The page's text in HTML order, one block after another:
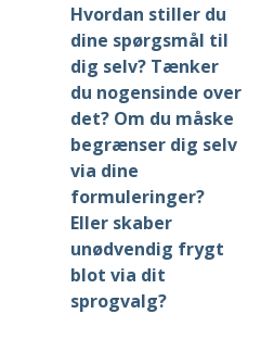
Hvordan stiller du
dine spørgsmål til
dig selv? Tænker
du nogensinde over
det? Om du måske
begrænser dig selv
via dine
formuleringer?
Eller skaber
unødvendig frygt
blot via dit
sprogvalg?